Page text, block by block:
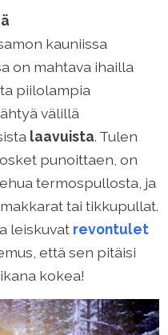
kauniissa
on mahtava ihailla
piilolampia
välillä
laavuista. Tulen
punoittaen, on
termospullosta, ja
tai tikkupullat.
leiskuvat revontulet
että sen pitäisi
kokea!